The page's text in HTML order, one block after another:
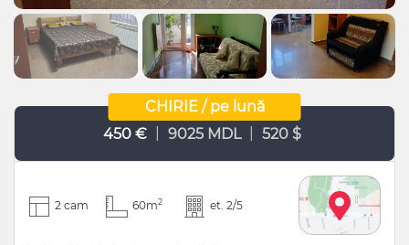
CHIRIE / pe lună
450 €
9025 MDL 520 $
2 cam 60m2 et. 2/5